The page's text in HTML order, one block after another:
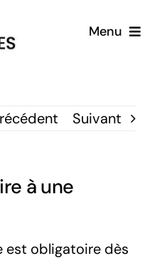
Menu
Suivant
à une
est obligatoire dès